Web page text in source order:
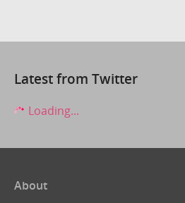
Latest from Twitter
Loading...
About